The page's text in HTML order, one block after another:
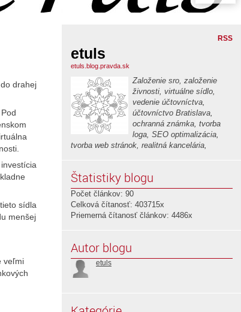
drahej
sídla
menšej
veľmi
RSS
etuls
etuls.blog.pravda.sk
Založenie sro, založenie
živnosti, virtuálne sídlo,
vedenie účtovníctva,
účtovníctvo Bratislava,
ochranná známka, tvorba
loga, SEO optimalizácia,
tvorba web stránok, realitná kancelária,
Štatistiky blogu
Počet článkov: 90
Celková čítanosť: 403715x
Priemerná čítanosť článkov: 4486x
Autor blogu
etuls